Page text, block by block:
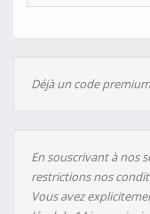
Déjà un code
En souscrivant à nos
restrictions nos
Vous avez